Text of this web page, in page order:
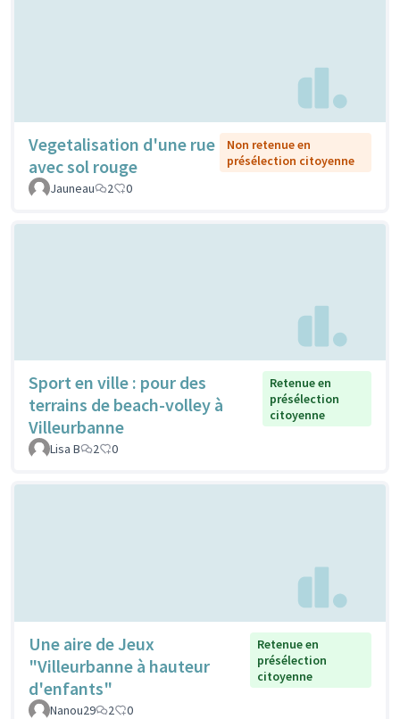
Vegetalisation d'une rue
avec sol rouge
Non retenue en
présélection citoyenne
Jauneau
2 0
Sport en ville : pour des
terrains de beach-volley à
Villeurbanne
Retenue en
présélection
citoyenne
Lisa B 2 0
Une aire de Jeux
"Villeurbanne à hauteur
d'enfants"
Retenue en
présélection
citoyenne
Nanou29 2 0